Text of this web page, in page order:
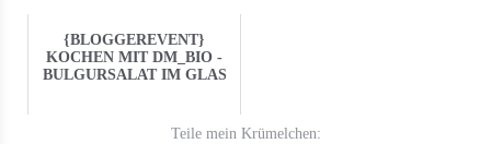
{BLOGGEREVENT}
KOCHEN MIT DM_BIO -
BULGURSALAT IM GLAS
Teile mein Krümelchen: